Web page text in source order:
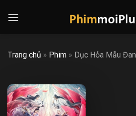
Trang chủ » Phim » Dục Hỏa Mẫu Đan